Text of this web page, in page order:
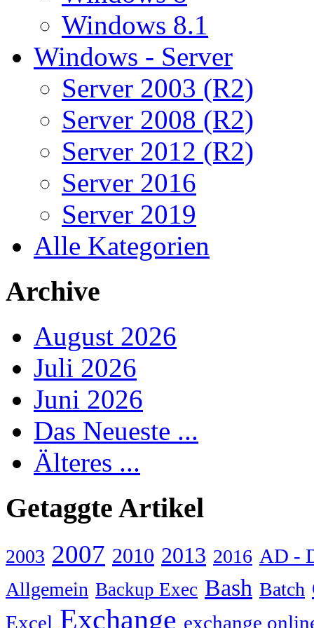
Windows 8.1
Windows - Server
Server 2003 (R2)
Server 2008 (R2)
Server 2012 (R2)
Server 2016
Server 2019
Alle Kategorien
Archive
August 2026
Juli 2026
Juni 2026
Das Neueste ...
Älteres ...
Getaggte Artikel
2003 2007 2010 2013 2016 AD -
Allgemein Backup Exec Bash Batch
Excel Exchange exchange